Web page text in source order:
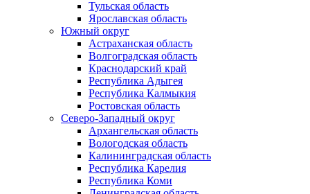
Тульская область
Ярославская область
Южный округ
Астраханская область
Волгоградская область
Краснодарский край
Республика Адыгея
Республика Калмыкия
Ростовская область
Северо-Западный округ
Архангельская область
Вологодская область
Калининградская область
Республика Карелия
Республика Коми